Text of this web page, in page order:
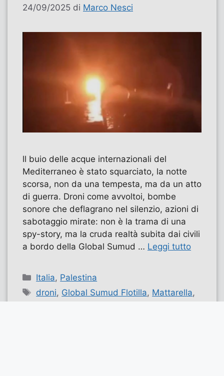
24/09/2025 di Marco Nesci
ll buio delle acque internazionali del
Mediterraneo è stato squarciato, la notte
scorsa, non da una tempesta, ma da un atto
di guerra. Droni come avvoltoi, bombe
sonore che deflagrano nel silenzio, azioni di
sabotaggio mirate: non è la trama di una
spy-story, ma la cruda realtà subita dai civili
a bordo della Global Sumud … Leggi tutto
Categorie
Italia, Palestina
Tag
droni, Global Sumud Flotilla, Mattarella,